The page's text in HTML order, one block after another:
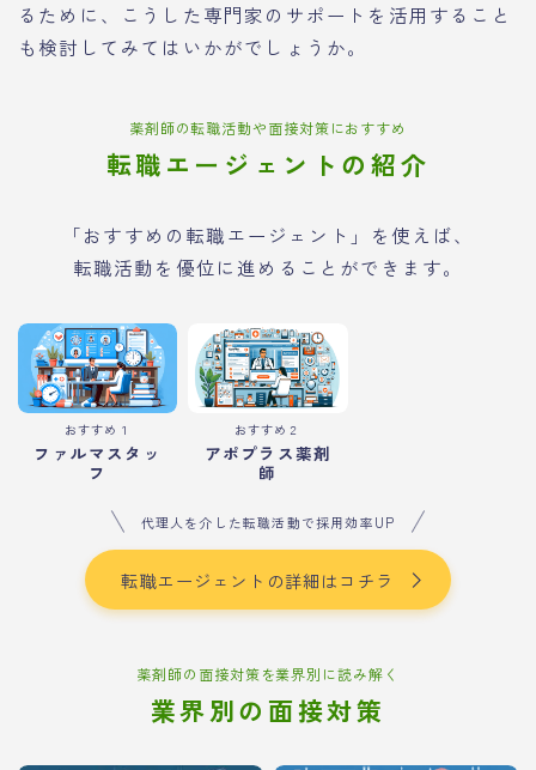
るために、こうした専門家のサポートを活用すること
も検討してみてはいかがでしょうか。
薬剤師の転職活動や面接対策におすすめ
転職エージェントの紹介
「おすすめの転職エージェント」を使えば、
転職活動を優位に進めることができます。
おすすめ１
ファルマスタッ
フ
おすすめ２
アポプラス薬剤
師
代理人を介した転職活動で採用効率UP
転職エージェントの詳細はコチラ
薬剤師の面接対策を業界別に読み解く
業界別の面接対策